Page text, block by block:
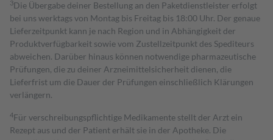
3Die Übergabe deiner Bestellung an den Paketdienstleister erfolgt
bei uns werktags von Montag bis Freitag bis 18:00 Uhr. Der genaue
Lieferzeitpunkt kann je nach Region und in Abhängigkeit der
Produktverfügbarkeit sowie vom Zustellzeitpunkt des Spediteurs
abweichen. Darüber hinaus können notwendige pharmazeutische
Prüfungen, die zu deiner Arzneimittelsicherheit dienen, die
Lieferfrist um die Dauer der Prüfungen einschließlich Klärungen
verlängern.
4Für verschreibungspflichtige Medikamente stellt der Arzt ein
Rezept aus und der Patient erhält sie in der Apotheke. Die